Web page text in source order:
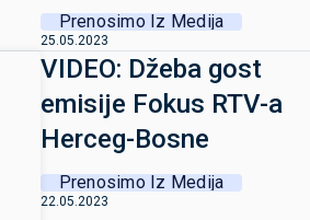
Prenosimo Iz Medija
25.05.2023
VIDEO: Džeba gost
emisije Fokus RTV-a
Herceg-Bosne
Prenosimo Iz Medija
22.05.2023